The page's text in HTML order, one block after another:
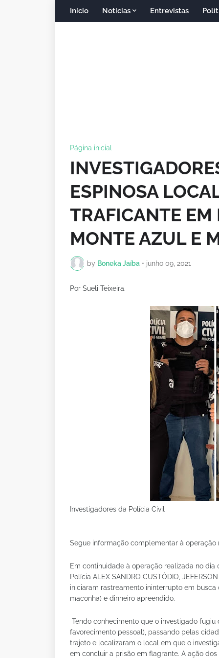
Início Notícias Entrevistas
Página inicial
ESPINOSA
TRAFICANTE EM
MONTE AZUL E
by Boneka Jaíba • junho 09, 2021
Por Sueli Teixeira.
Investigadores da Polícia Civil
Segue informação complementar à
Em continuidade à operação realizada no
Polícia ALEX SANDRO CUSTÓDIO,
iniciaram rastreamento ininterrupto em
maconha) e dinheiro apreendido.
Tendo conhecimento que o investigado
favorecimento pessoal), passando pelas
trajeto e localizaram o local em que o
em concluir a prisão em flagrante. A ação